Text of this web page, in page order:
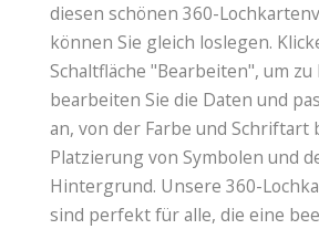
diesen schönen 360-
können Sie gleich loslegen.
Schaltfläche "Bearbeiten", um
bearbeiten Sie die Daten und
an, von der Farbe und Schriftart
Platzierung von Symbolen und
Hintergrund. Unsere 360-
sind perfekt für alle, die eine